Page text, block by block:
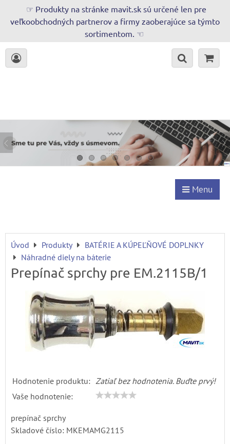
☞ Produkty na stránke mavit.sk sú určené len pre
veľkoobchodných partnerov a firmy zaoberajúce sa týmto
sortimentom. ☜
Menu
Úvod Produkty
BATÉRIE A KÚPEĽŇOVÉ DOPLNKY
Náhradné diely na báterie
Prepínač sprchy pre EM.2115B/1
Hodnotenie produktu: Zatiaľ bez hodnotenia. Buďte prvý!
Vaše hodnotenie:
prepínač sprchy
Skladové číslo: MKEMAMG2115